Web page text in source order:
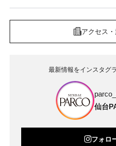
アクセス
最新情報をインスタグ
仙台
フォロ